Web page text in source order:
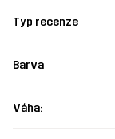
Typ recenze
Barva
Váha: